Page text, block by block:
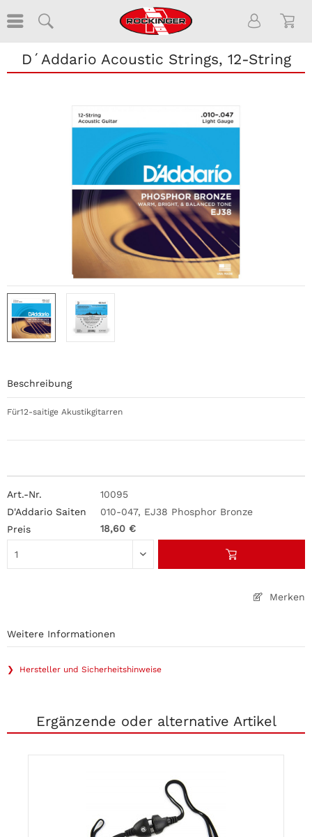
D´Addario Acoustic Strings, 12-String
Merken
10095
010-047, EJ38 Phosphor Bronze
18,60 €
Beschreibung
Für12-saitige Akustikgitarren
Weitere Informationen
❯ Hersteller und Sicherheitshinweise
Ergänzende oder alternative Artikel